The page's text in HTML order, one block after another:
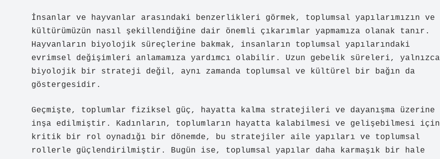
İnsanlar ve hayvanlar arasındaki benzerlikleri görmek, toplumsal yapılarımızın ve
kültürümüzün nasıl şekillendiğine dair önemli çıkarımlar yapmamıza olanak tanır.
Hayvanların biyolojik süreçlerine bakmak, insanların toplumsal yapılarındaki
evrimsel değişimleri anlamamıza yardımcı olabilir. Uzun gebelik süreleri, yalnızca
biyolojik bir strateji değil, aynı zamanda toplumsal ve kültürel bir bağın da
göstergesidir.
Geçmişte, toplumlar fiziksel güç, hayatta kalma stratejileri ve dayanışma üzerine
inşa edilmiştir. Kadınların, toplumların hayatta kalabilmesi ve gelişebilmesi için
kritik bir rol oynadığı bir dönemde, bu stratejiler aile yapıları ve toplumsal
rollerle güçlendirilmiştir. Bugün ise, toplumsal yapılar daha karmaşık bir hale